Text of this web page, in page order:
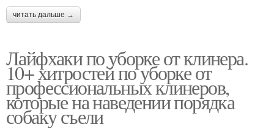
читать дальше →
Лайфхаки по уборке от клинера.
10+ хитростей по уборке от
профессиональных клинеров,
которые на наведении порядка
собаку съели